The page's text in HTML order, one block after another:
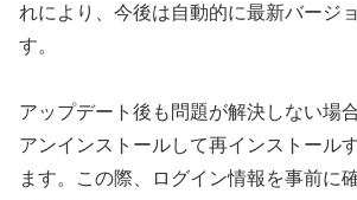
れにより、今後は自動的に最新バージ
す。
アップデート後も問題が解決しない場
アンインストールして再インストール
ます。この際、ログイン情報を事前に